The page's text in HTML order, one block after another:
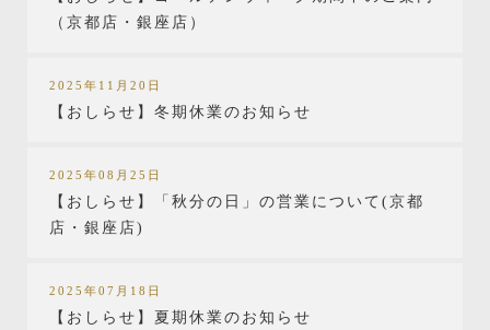
（京都店・銀座店）
2025年11月20日
【おしらせ】冬期休業のお知らせ
2025年08月25日
【おしらせ】「秋分の日」の営業について(京都
店・銀座店)
2025年07月18日
【おしらせ】夏期休業のお知らせ